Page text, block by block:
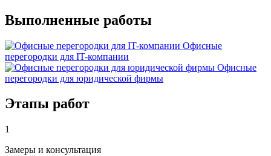
Выполненные работы
Офисные
перегородки для IT-компании
Офисные
перегородки для юридической фирмы
Этапы работ
1
Замеры и консультация